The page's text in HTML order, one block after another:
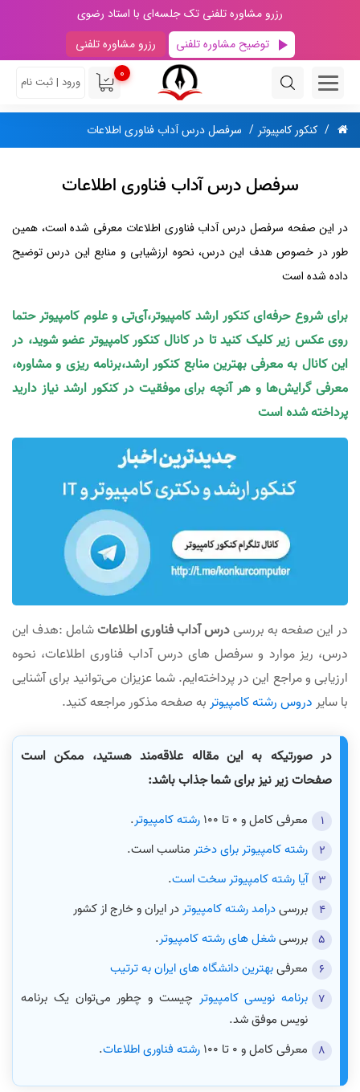
رزرو مشاوره تلفنی تک جلسه‌ای با استاد رضوی
توضیح مشاوره تلفنی
رزرو مشاوره تلفنی
0
ورود | ثبت نام
کنکور کامپیوتر سرفصل درس آداب فناوری اطلاعات
سرفصل درس آداب فناوری اطلاعات
در این صفحه سرفصل درس آداب فناوری اطلاعات معرفی شده است، همین
طور در خصوص هدف این درس، نحوه ارزشیابی و منابع این درس توضیح
داده شده است
برای شروع حرفه‌ای کنکور ارشد کامپیوتر،آی‌تی و علوم کامپیوتر حتما
روی عکس زیر کلیک کنید تا در کانال کنکور کامپیوتر عضو شوید، در
این کانال به معرفی بهترین منابع کنکور ارشد،برنامه ریزی و مشاوره،
معرفی گرایش‌ها و هر آنچه برای موفقیت در کنکور ارشد نیاز دارید
پرداخته شده است
در این صفحه به بررسیدر‌س آداب فناوری اطلاعاتشامل :هدف این
درس، ریز موارد و سرفصل های درس آداب فناوری اطلاعات، نحوه
ارزیابی و مراجع این در پرداخته‌ایم. شما عزیزان می‌توانید برای آشنایی
با سایر دروس رشته کامپیوتربه صفحه مذکور مراجعه کنید.
در صورتیکه به این مقاله علاقه‌مند هستید، ممکن است
صفحات زیر نیز برای شما جذاب باشد:
معرفی کامل و 0 تا 100 رشته کامپیوتر.
رشته کامپیوتر برای دختر مناسب است.
آیا رشته کامپیوتر سخت است.
بررسیدرامد رشته کامپیوتردر ایران و خارج از کشور
بررسیشغل های رشته کامپیوتر.
معرفیبهترین دانشگاه های ایران به ترتیب
برنامه نویسی کامپیوتر چیست و چطور می‌توان یک برنامه
نویس موفق شد.
معرفی کامل و 0 تا 100
رشته فناوری اطلاعات.